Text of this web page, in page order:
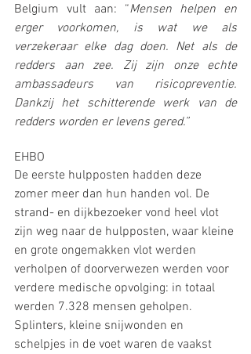
Belgium vult aan: “Mensen helpen en
erger voorkomen, is wat we als
verzekeraar elke dag doen. Net als de
redders aan zee. Zij zijn onze echte
ambassadeurs van risicopreventie.
Dankzij het schitterende werk van de
redders worden er levens gered.”
EHBO
De eerste hulpposten hadden deze
zomer meer dan hun handen vol. De
strand- en dijkbezoeker vond heel vlot
zijn weg naar de hulpposten, waar kleine
en grote ongemakken vlot werden
verholpen of doorverwezen werden voor
verdere medische opvolging: in totaal
werden 7.328 mensen geholpen.
Splinters, kleine snijwonden en
schelpjes in de voet waren de vaakst